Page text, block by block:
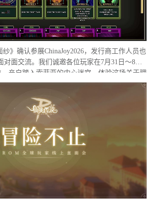
纱》确认参展ChinaJoy2026，发行商工作人员也
面交流。我们诚邀各位玩家在7月31日～8月2
，亲自踏入索菲亚的内心迷宫，体验这场关于理
智与疯狂的独特旅程。